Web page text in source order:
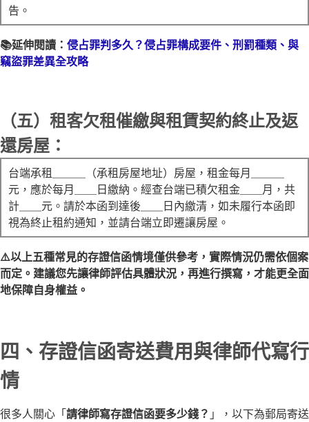
告。
📚延伸閱讀： 侵占罪判多久？侵占罪構成要件、刑罰種類、與
竊盜罪差異全攻略
（五）租客欠租催繳與租賃契約終止及返
還房屋：
台端承租＿＿＿（承租房屋地址）房屋，租金每月＿＿＿
元，應於每月＿＿日繳納。經查台端已積欠租金＿＿月，共
計＿＿元。請於本函到達後＿＿日內繳清，如未履行本函即
視為終止租約通知，並請台端立即遷讓房屋。
⚠️以上五種常見的存證信函情境僅供參考，實際情況仍需依個案
而定。建議您先讓律師評估具體狀況，再進行撰寫，才能更全面
地保障自身權益。
四、存證信函寄送費用與律師代寫行
情
很多人關心「請律師寫存證信函要多少錢？ 」，以下為郵局寄送